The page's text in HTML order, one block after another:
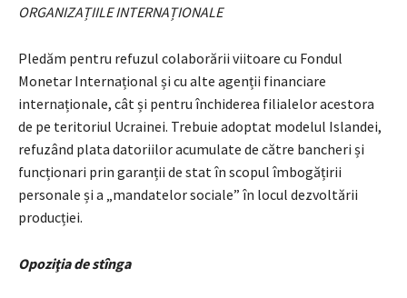
ORGANIZAȚIILE INTERNAȚIONALE
Pledăm pentru refuzul colaborării viitoare cu Fondul
Monetar Internațional și cu alte agenții financiare
internaționale, cât și pentru închiderea filialelor acestora
de pe teritoriul Ucrainei. Trebuie adoptat modelul Islandei,
refuzând plata datoriilor acumulate de către bancheri și
funcționari prin garanții de stat în scopul îmbogățirii
personale și a „mandatelor sociale” în locul dezvoltării
producției.
Opoziţia de stînga